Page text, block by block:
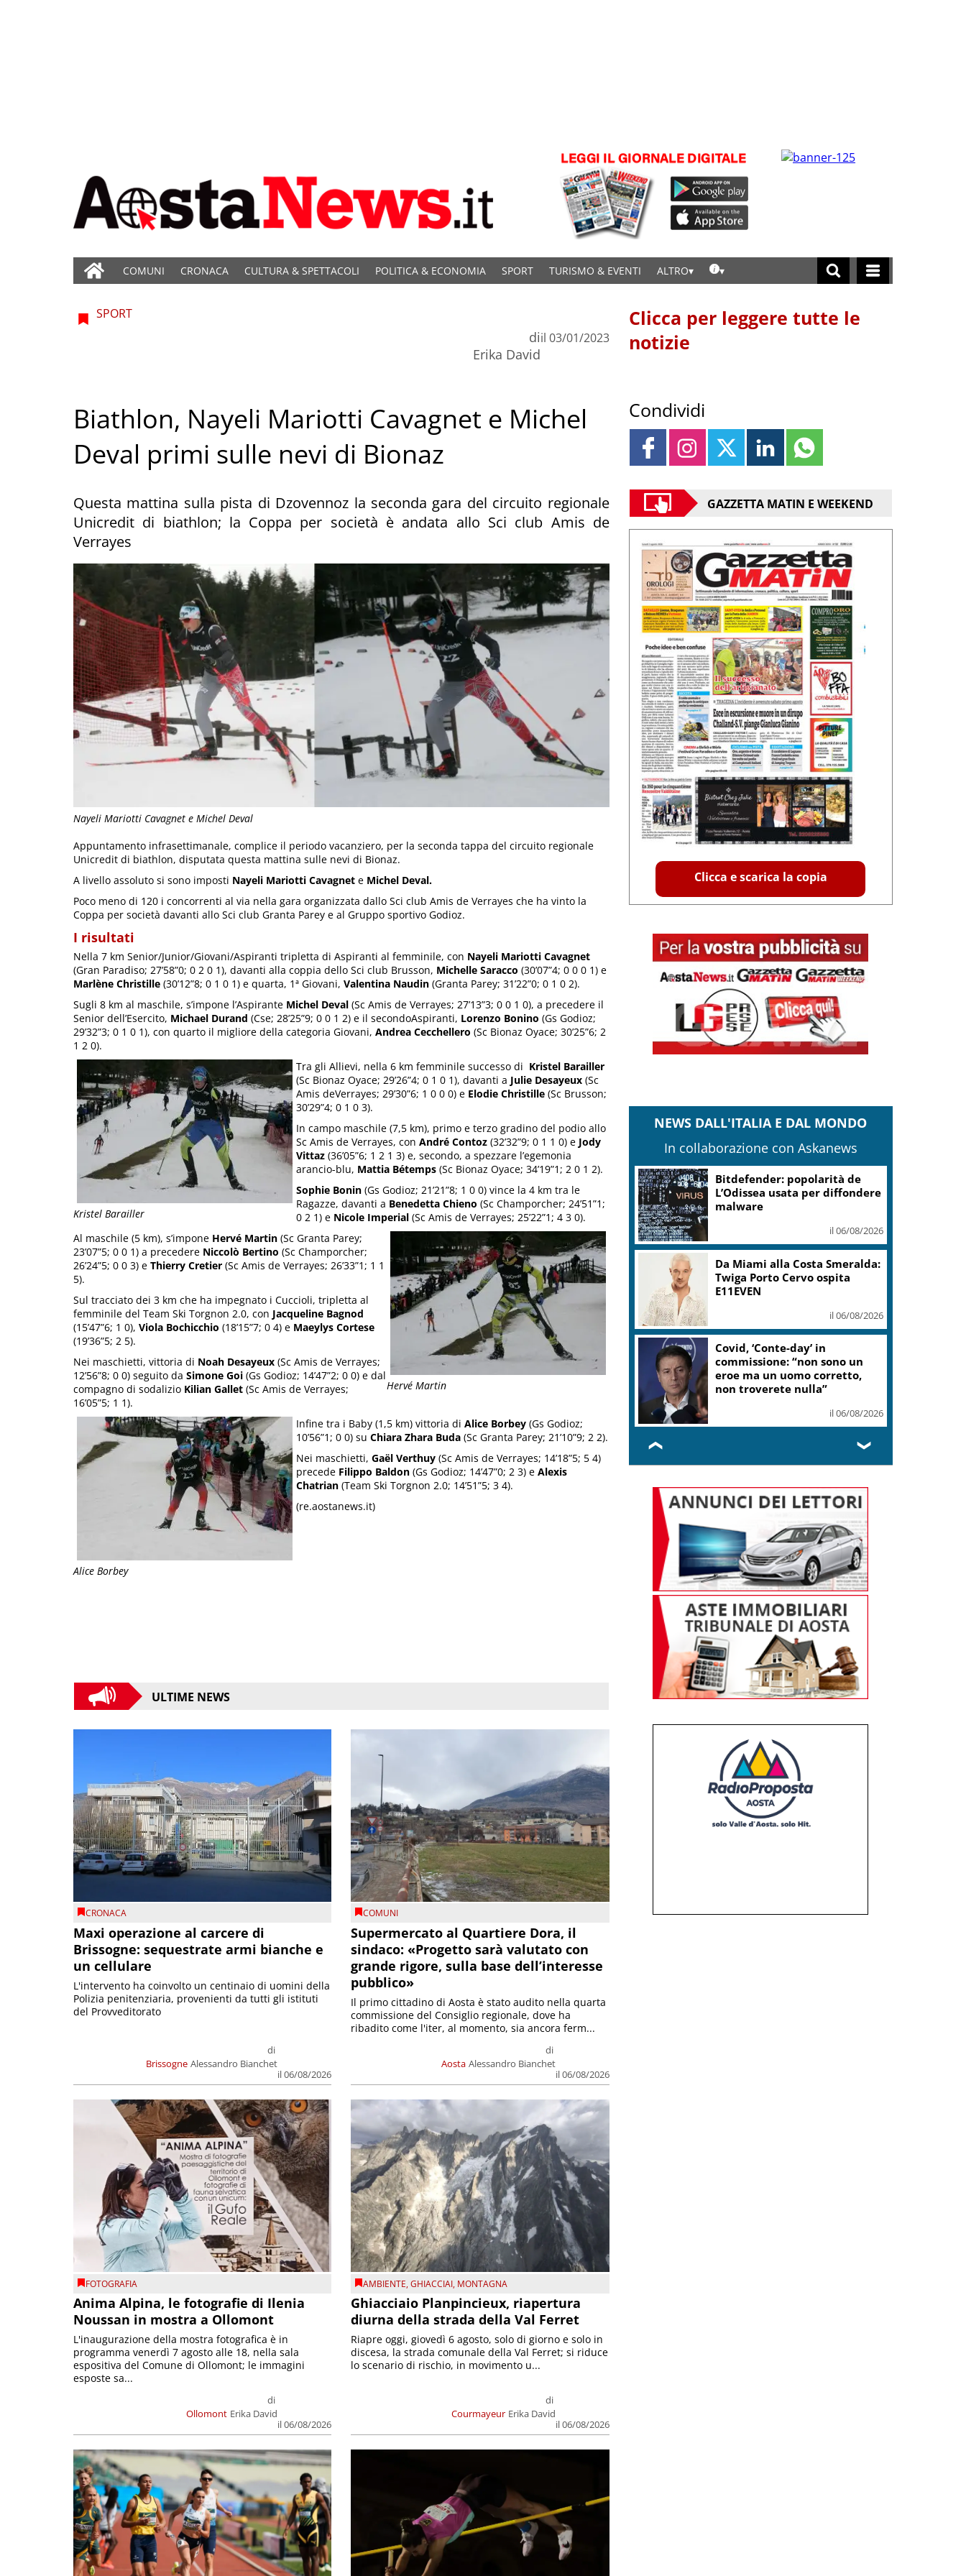
COMUNI CRONACA CULTURA & SPETTACOLI POLITICA & ECONOMIA SPORT TURISMO & EVENTI ALTRO
Nayeli Mariotti Cavagnet e Michel Deval
SPORT
di
Erika David
il 03/01/2023
Biathlon, Nayeli Mariotti Cavagnet e Michel
Deval primi sulle nevi di Bionaz
Questa mattina sulla pista di Dzovennoz la seconda gara del circuito regionale
Unicredit di biathlon; la Coppa per società è andata allo Sci club Amis de
Verrayes
Appuntamento infrasettimanale, complice il periodo vacanziero, per la seconda tappa del circuito regionale
Unicredit di biathlon, disputata questa mattina sulle nevi di Bionaz.
A livello assoluto si sono imposti Nayeli Mariotti Cavagnet e Michel Deval.
Poco meno di 120 i concorrenti al via nella gara organizzata dallo Sci club Amis de Verrayes che ha vinto la
Coppa per società davanti allo Sci club Granta Parey e al Gruppo sportivo Godioz.
I risultati
Nella 7 km Senior/Junior/Giovani/Aspiranti tripletta di Aspiranti al femminile, con Nayeli Mariotti Cavagnet
(Gran Paradiso; 27’58”0; 0 2 0 1), davanti alla coppia dello Sci club Brusson, Michelle Saracco (30’07”4; 0 0 0 1) e
Marlène Christille (30’12”8; 0 1 0 1) e quarta, 1ª Giovani, Valentina Naudin (Granta Parey; 31’22”0; 0 1 0 2).
Sugli 8 km al maschile, s’impone l’Aspirante Michel Deval (Sc Amis de Verrayes; 27’13”3; 0 0 1 0), a precedere il
Senior dell’Esercito, Michael Durand (Cse; 28’25”9; 0 0 1 2) e il secondoAspiranti, Lorenzo Bonino (Gs Godioz;
29’32”3; 0 1 0 1), con quarto il migliore della categoria Giovani, Andrea Cecchellero (Sc Bionaz Oyace; 30’25”6; 2
1 2 0).
Kristel Barailler
Tra gli Allievi, nella 6 km femminile successo di Kristel Barailler
(Sc Bionaz Oyace; 29’26”4; 0 1 0 1), davanti a Julie Desayeux (Sc
Amis deVerrayes; 29’30”6; 1 0 0 0) e Elodie Christille (Sc Brusson;
30’29”4; 0 1 0 3).
In campo maschile (7,5 km), primo e terzo gradino del podio allo
Sc Amis de Verrayes, con André Contoz (32’32”9; 0 1 1 0) e Jody
Vittaz (36’05”6; 1 2 1 3) e, secondo, a spezzare l’egemonia
arancio-blu, Mattia Bétemps (Sc Bionaz Oyace; 34’19”1; 2 0 1 2).
Sophie Bonin (Gs Godioz; 21’21”8; 1 0 0) vince la 4 km tra le
Ragazze, davanti a Benedetta Chieno (Sc Champorcher; 24’51”1;
0 2 1) e Nicole Imperial (Sc Amis de Verrayes; 25’22”1; 4 3 0).
Hervé Martin
Al maschile (5 km), s’impone Hervé Martin (Sc Granta Parey;
23’07”5; 0 0 1) a precedere Niccolò Bertino (Sc Champorcher;
26’24”5; 0 0 3) e Thierry Cretier (Sc Amis de Verrayes; 26’33”1; 1 1
5).
Sul tracciato dei 3 km che ha impegnato i Cuccioli, tripletta al
femminile del Team Ski Torgnon 2.0, con Jacqueline Bagnod
(15’47”6; 1 0), Viola Bochicchio (18’15”7; 0 4) e Maeylys Cortese
(19’36”5; 2 5).
Nei maschietti, vittoria di Noah Desayeux (Sc Amis de Verrayes;
12’56”8; 0 0) seguito da Simone Goi (Gs Godioz; 14’47”2; 0 0) e dal
compagno di sodalizio Kilian Gallet (Sc Amis de Verrayes;
16’05”5; 1 1).
Alice Borbey
Infine tra i Baby (1,5 km) vittoria di Alice Borbey (Gs Godioz;
10’56”1; 0 0) su Chiara Zhara Buda (Sc Granta Parey; 21’10”9; 2 2).
Nei maschietti, Gaël Verthuy (Sc Amis de Verrayes; 14’18”5; 5 4)
precede Filippo Baldon (Gs Godioz; 14’47”0; 2 3) e Alexis
Chatrian (Team Ski Torgnon 2.0; 14’51”5; 3 4).
(re.aostanews.it)
ULTIME NEWS
CRONACA
Maxi operazione al carcere di
Brissogne: sequestrate armi bianche e
un cellulare
Brissogne
di
Alessandro Bianchet
il 06/08/2026
L'intervento ha coinvolto un centinaio di uomini della
Polizia penitenziaria, provenienti da tutti gli istituti
del Provveditorato
COMUNI
Supermercato al Quartiere Dora, il
sindaco: «Progetto sarà valutato con
grande rigore, sulla base dell’interesse
pubblico»
Aosta
di
Alessandro Bianchet
il 06/08/2026
Il primo cittadino di Aosta è stato audito nella quarta
commissione del Consiglio regionale, dove ha
ribadito come l'iter, al momento, sia ancora ferm...
FOTOGRAFIA
Anima Alpina, le fotografie di Ilenia
Noussan in mostra a Ollomont
Ollomont
di
Erika David
il 06/08/2026
L'inaugurazione della mostra fotografica è in
programma venerdì 7 agosto alle 18, nella sala
espositiva del Comune di Ollomont; le immagini
esposte sa...
AMBIENTE,GHIACCIAI, MONTAGNA
Ghiacciaio Planpincieux, riapertura
diurna della strada della Val Ferret
Courmayeur
di
Erika David
il 06/08/2026
Riapre oggi, giovedì 6 agosto, solo di giorno e solo in
discesa, la strada comunale della Val Ferret; si riduce
lo scenario di rischio, in movimento u...
Clicca per leggere tutte le
notizie
Condividi
GAZZETTA MATIN E WEEKEND
Clicca e scarica la copia
NEWS DALL'ITALIA E DAL MONDO
In collaborazione con Askanews
Bitdefender: popolarità de
L’Odissea usata per diffondere
malware
il 06/08/2026
Da Miami alla Costa Smeralda:
Twiga Porto Cervo ospita
E11EVEN
il 06/08/2026
Covid, ‘Conte-day’ in
commissione: “non sono un
eroe ma un uomo corretto,
non troverete nulla”
il 06/08/2026
❮ ❯